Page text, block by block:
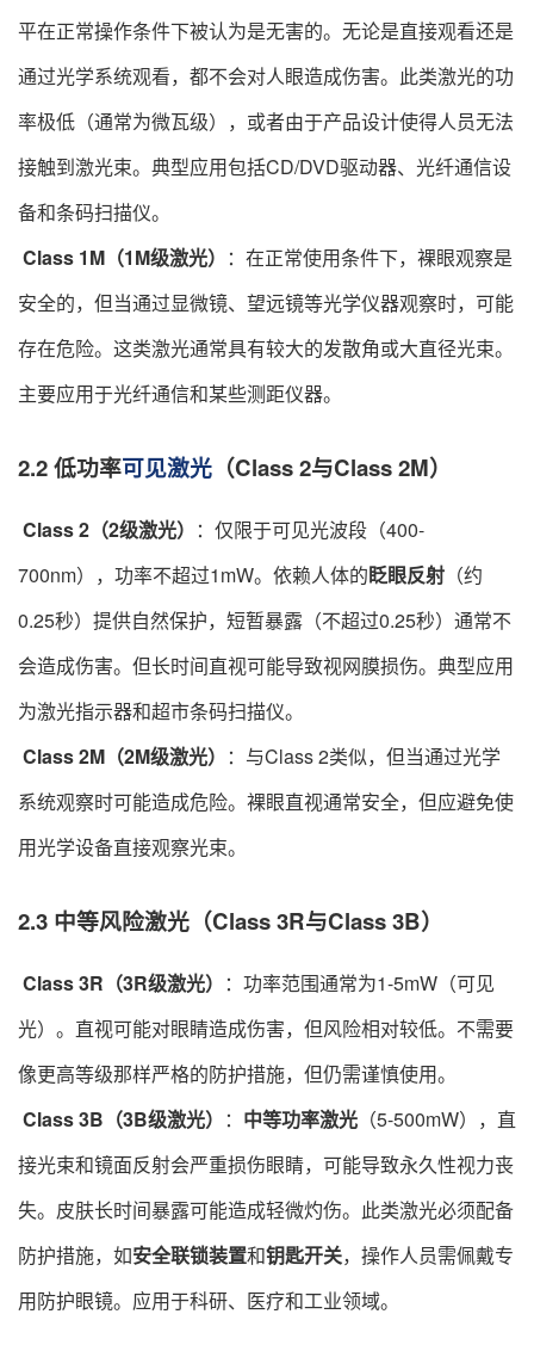
平在正常操作条件下被认为是无害的。无论是直接观看还是
通过光学系统观看，都不会对人眼造成伤害。此类激光的功
率极低（通常为微瓦级），或者由于产品设计使得人员无法
接触到激光束。典型应用包括CD/DVD驱动器、光纤通信设
备和条码扫描仪。
Class 1M（1M级激光） ：在正常使用条件下，裸眼观察是
安全的，但当通过显微镜、望远镜等光学仪器观察时，可能
存在危险。这类激光通常具有较大的发散角或大直径光束。
主要应用于光纤通信和某些测距仪器。
2.2 低功率可见激光 （Class 2与Class 2M）
Class 2（2级激光） ：仅限于可见光波段（400-
700nm），功率不超过1mW。依赖人体的眨眼反射 ​（约
0.25秒）提供自然保护，短暂暴露（不超过0.25秒）通常不
会造成伤害。但长时间直视可能导致视网膜损伤。典型应用
为激光指示器和超市条码扫描仪。
Class 2M（2M级激光） ：与Class 2类似，但当通过光学
系统观察时可能造成危险。裸眼直视通常安全，但应避免使
用光学设备直接观察光束。
2.3 中等风险激光（Class 3R与Class 3B）
Class 3R（3R级激光） ：功率范围通常为1-5mW（可见
光）。直视可能对眼睛造成伤害，但风险相对较低。不需要
像更高等级那样严格的防护措施，但仍需谨慎使用。
Class 3B（3B级激光） ： 中等功率激光 （5-500mW），直
接光束和镜面反射会严重损伤眼睛，可能导致永久性视力丧
失。皮肤长时间暴露可能造成轻微灼伤。此类激光必须配备
防护措施，如安全联锁装置和钥匙开关，操作人员需佩戴专
用防护眼镜。应用于科研、医疗和工业领域。